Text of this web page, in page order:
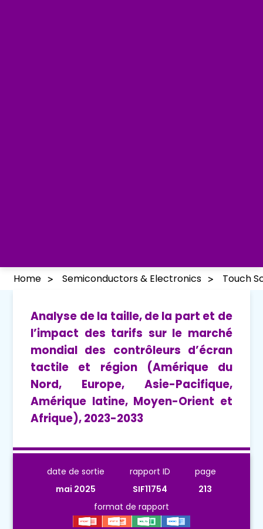
Home Semiconductors & Electronics Touch
Analyse de la taille, de la part et de
l’impact des tarifs sur le marché
mondial des contrôleurs d’écran
tactile et région (Amérique du
Nord, Europe, Asie-Pacifique,
Amérique latine, Moyen-Orient et
Afrique), 2023-2033
date de sortie
mai 2025
rapport ID
SIF11754
page
213
format de rapport